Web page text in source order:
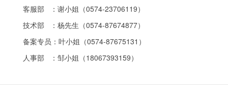
客服部 ：谢小姐（0574-23706119）
技术部 ：杨先生（0574-87674877）
备案专员：叶小姐（0574-87675131）
人事部 ：邹小姐（18067393159）